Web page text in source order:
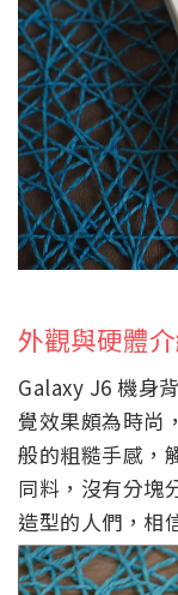
外觀與硬體
Galaxy J6 機身
覺效果頗為時尚
般的粗糙手感，
同料，沒有分塊
造型的人們，相